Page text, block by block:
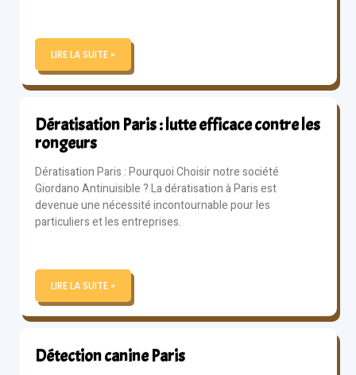
LIRE LA SUITE »
Dératisation Paris : lutte efficace contre les
rongeurs
Dératisation Paris : Pourquoi Choisir notre société
Giordano Antinuisible ? La dératisation à Paris est
devenue une nécessité incontournable pour les
particuliers et les entreprises.
LIRE LA SUITE »
Détection canine Paris